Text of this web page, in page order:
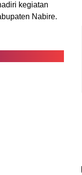
kegiatan
Nabire.